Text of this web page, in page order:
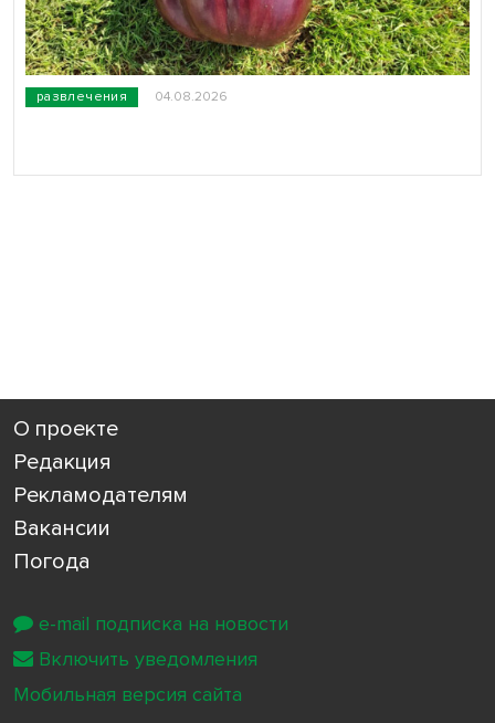
развлечения 04.08.2026
О проекте
Редакция
Рекламодателям
Вакансии
Погода
e-mail подписка на новости
Включить уведомления
Мобильная версия сайта